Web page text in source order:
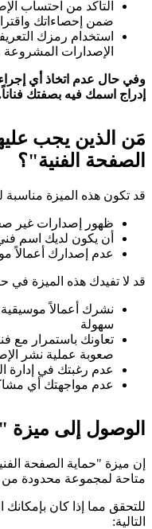
التأكد من احتساب
ضمن إحصاءاتك
استخدام رمزك
الإصدارات المشروعة
وفي حال عدم اتخاذ أي
إدراج اسمك فيه بصفتك
مَن الذين يجب
الصفحة الفنية"؟
قد تكون هذه الميزة مناسبة
ظهور إصدارات غير
أن يكون لديك اسم
عدم إصدارك أعمالاً
قد لا تفيدك هذه الميزة في
نشرك أعمالاً
سهولة
تعاونك باستمرار مع
صعوبة عملية نشر
عدم رغبتك في إدارة
عدم مواجهتك أي
الوصول إلى ميزة
إن ميزة "حماية الصفحة
متاحة لمجموعة محدودة من
للتحقق مما إذا كان بإمكانك
التالية: